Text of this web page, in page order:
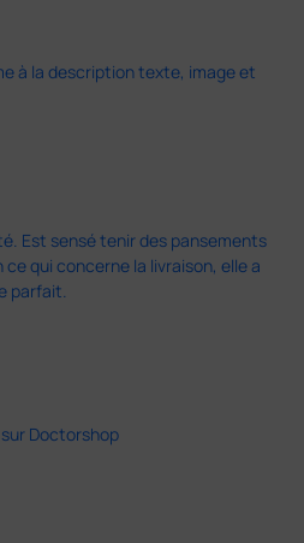
à la description texte, image et
Est sensé tenir des pansements
ce qui concerne la livraison, elle a
parfait.
Doctorshop